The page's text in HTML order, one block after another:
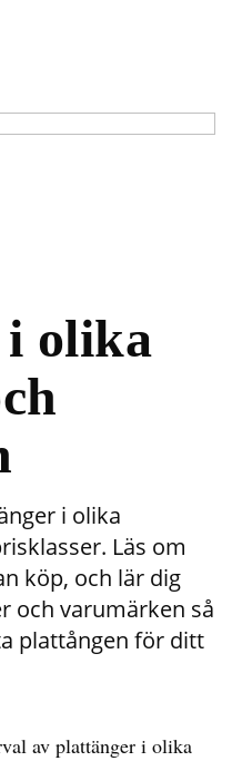
olika
i olika
Läs om
köp, och lär dig
och varumärken så
plattången för ditt
av plattänger i olika